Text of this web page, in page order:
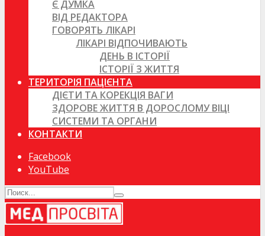
Є ДУМКА
ВІД РЕДАКТОРА
ГОВОРЯТЬ ЛІКАРІ
ЛІКАРІ ВІДПОЧИВАЮТЬ
ДЕНЬ В ІСТОРІЇ
ІСТОРІЇ З ЖИТТЯ
ТЕРИТОРІЯ ПАЦІЄНТА
ДІЄТИ ТА КОРЕКЦІЯ ВАГИ
ЗДОРОВЕ ЖИТТЯ В ДОРОСЛОМУ ВІЦІ
СИСТЕМИ ТА ОРГАНИ
КОНТАКТИ
Facebook
YouTube